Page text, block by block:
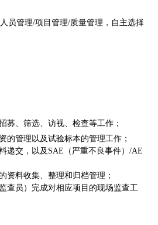
人员管理/项目管理/质量管理，自主选择
募、筛选、访视、检查等工作；
的管理以及试验标本的管理工作；
递交，以及SAE（严重不良事件）/AE
资料收集、整理和归档管理；
查员）完成对相应项目的现场监查工